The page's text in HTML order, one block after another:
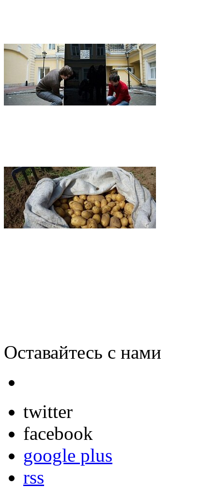
Оставайтесь с нами
twitter
facebook
google plus
rss